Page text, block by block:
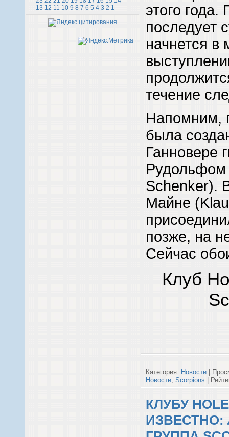
13 12 11 10 9 8 7 6 5 4 3 2 1
этого года.
последует
начнется в
течение
Напомним,
была
Ганновере
Schenker).
Майне
позже, на
Сейчас
Клуб
Категория: Новости |
Новости Scorpions |
КЛУБУ
ИЗВЕСТНО: